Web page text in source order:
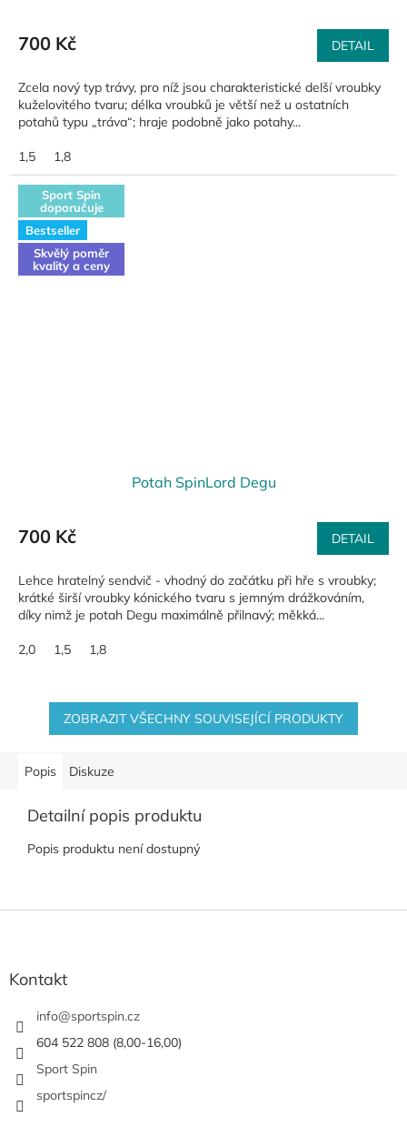
700 Kč DETAIL
Zcela nový typ trávy, pro níž jsou charakteristické delší vroubky
kuželovitého tvaru; délka vroubků je větší než u ostatních
potahů typu „tráva“; hraje podobně jako potahy...
1,5 1,8
Sport Spin
doporučuje
Bestseller
Skvělý poměr
kvality a ceny
Potah SpinLord Degu
700 Kč DETAIL
Lehce hratelný sendvič - vhodný do začátku při hře s vroubky;
krátké širší vroubky kónického tvaru s jemným drážkováním,
díky nimž je potah Degu maximálně přilnavý; měkká...
2,0 1,5 1,8
ZOBRAZIT VŠECHNY SOUVISEJÍCÍ PRODUKTY
Popis Diskuze
Detailní popis produktu
Popis produktu není dostupný
Kontakt
info@sportspin.cz
604 522 808 (8,00-16,00)
Sport Spin
sportspincz/